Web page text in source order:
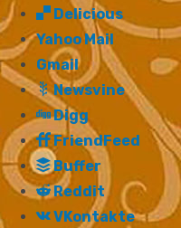
Delicious
Yahoo Mail
Gmail
Newsvine
Digg
FriendFeed
Buffer
Reddit
VKontakte